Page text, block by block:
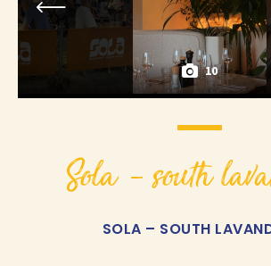
10
sola – south
SOLA – SOUTH